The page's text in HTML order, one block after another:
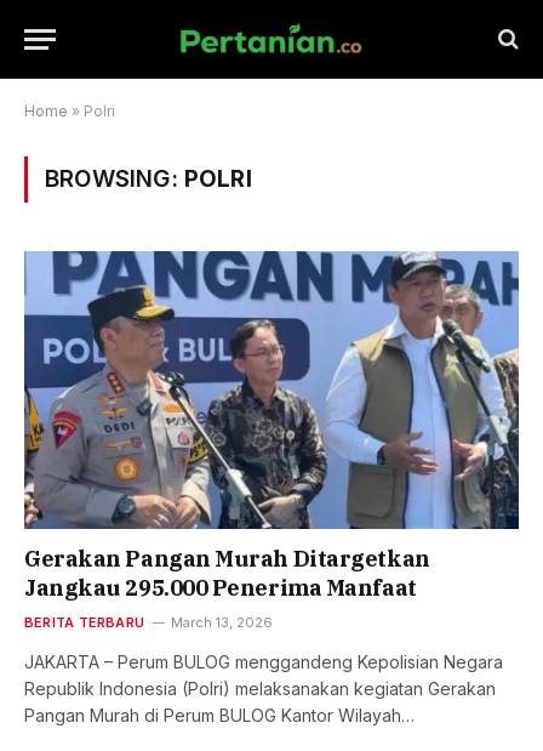
Home » Polri
BROWSING: POLRI
Gerakan Pangan Murah Ditargetkan
Jangkau 295.000 Penerima Manfaat
BERITA TERBARU March 13, 2026
JAKARTA – Perum BULOG menggandeng Kepolisian Negara
Republik Indonesia (Polri) melaksanakan kegiatan Gerakan
Pangan Murah di Perum BULOG Kantor Wilayah…